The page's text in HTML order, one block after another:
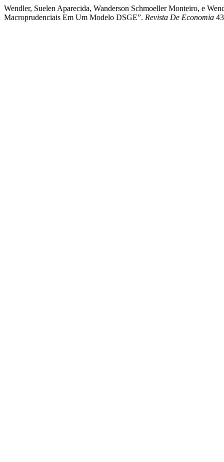
Wendler, Suelen Aparecida, Wanderson Schmoeller Monteiro, e
Macroprudenciais Em Um Modelo DSGE”. Revista De Economia